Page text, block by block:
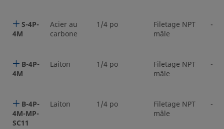
S-4P-
4M
Acier au
carbone
1/4 po
Filetage NPT
mâle
-
B-4P-
4M
Laiton 1/4 po
Filetage NPT
mâle
-
B-4P-
4M-MP-
SC11
Laiton 1/4 po
Filetage NPT
mâle
-